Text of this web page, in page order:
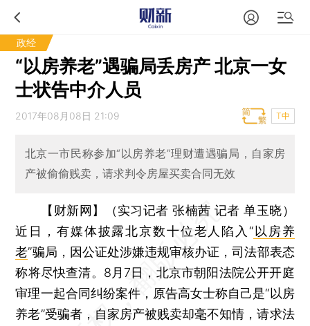
政经
“以房养老”遇骗局丢房产 北京一女
士状告中介人员
2017年08月08日 21:09 T中
北京一市民称参加“以房养老”理财遭遇骗局，自家房
产被偷偷贱卖，请求判令房屋买卖合同无效
【财新网】（实习记者 张楠茜 记者 单玉晓）
近日，有媒体披露北京数十位老人陷入“ 以房养
老”骗局，因公证处涉嫌违规审核办证，司法部表态
称将尽快查清。8月7日，北京市朝阳法院公开开庭
审理一起合同纠纷案件，原告高女士称自己是“以房
养老”受骗者，自家房产被贱卖却毫不知情，请求法